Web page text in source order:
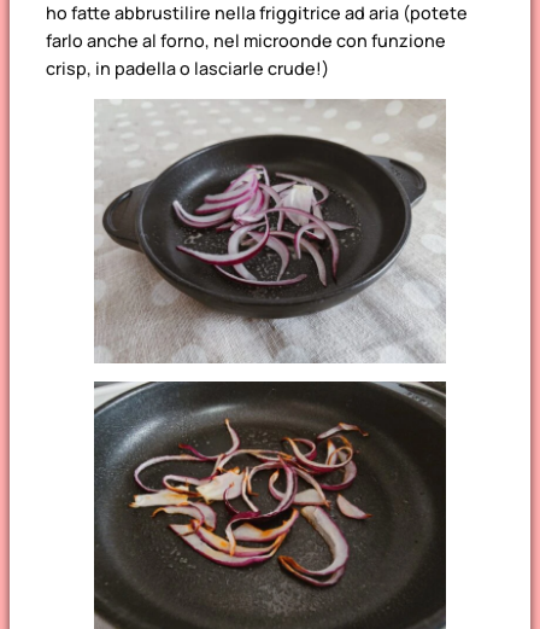
ho fatte abbrustilire nella friggitrice ad aria (potete
farlo anche al forno, nel microonde con funzione
crisp, in padella o lasciarle crude!)